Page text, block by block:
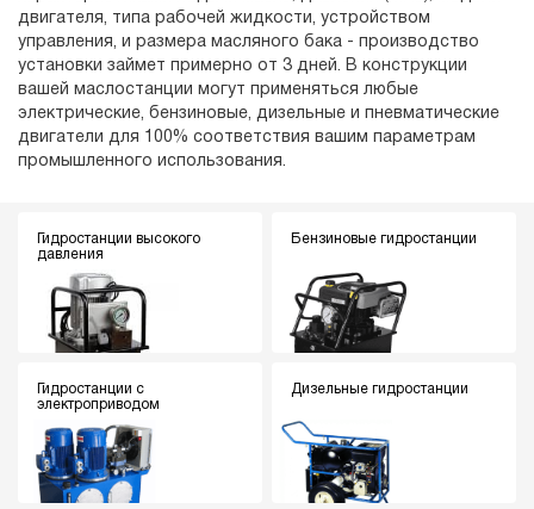
двигателя, типа рабочей жидкости, устройством
управления, и размера масляного бака - производство
установки займет примерно от 3 дней. В конструкции
вашей маслостанции могут применяться любые
электрические, бензиновые, дизельные и пневматические
двигатели для 100% соответствия вашим параметрам
промышленного использования.
Гидростанции высокого
давления
Бензиновые гидростанции
Гидростанции с
электроприводом
Дизельные гидростанции